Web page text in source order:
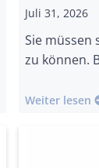
Juli 31, 2026
Sie müssen
zu können.
Weiter lesen